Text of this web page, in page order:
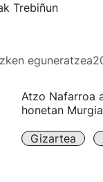
Trebiñun
eguneratzea
Atzo Nafarroa
honetan
Gizartea